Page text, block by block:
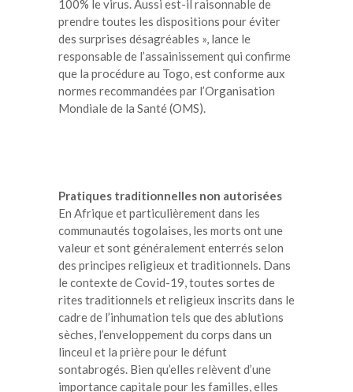
100% le virus. Aussi est-il raisonnable de
prendre toutes les dispositions pour éviter
des surprises désagréables », lance le
responsable de l’assainissement qui confirme
que la procédure au Togo, est conforme aux
normes recommandées par l’Organisation
Mondiale de la Santé (OMS).
Pratiques traditionnelles non autorisées
En Afrique et particulièrement dans les
communautés togolaises, les morts ont une
valeur et sont généralement enterrés selon
des principes religieux et traditionnels. Dans
le contexte de Covid-19, toutes sortes de
rites traditionnels et religieux inscrits dans le
cadre de l’inhumation tels que des ablutions
sèches, l’enveloppement du corps dans un
linceul et la prière pour le défunt
sontabrogés. Bien qu’elles relèvent d’une
importance capitale pour les familles, elles